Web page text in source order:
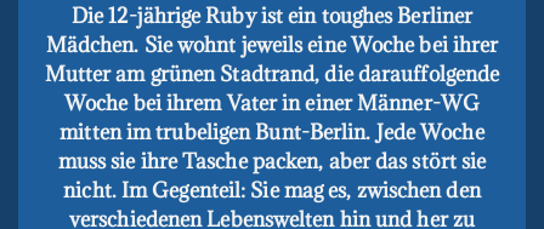
Die 12-jährige Ruby ist ein toughes Berliner
Mädchen. Sie wohnt jeweils eine Woche bei ihrer
Mutter am grünen Stadtrand, die darauffolgende
Woche bei ihrem Vater in einer Männer-WG
mitten im trubeligen Bunt-Berlin. Jede Woche
muss sie ihre Tasche packen, aber das stört sie
nicht. Im Gegenteil: Sie mag es, zwischen den
verschiedenen Lebenswelten hin und her zu